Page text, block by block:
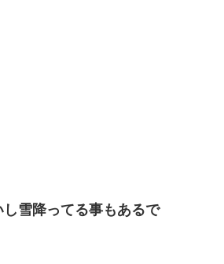
雪降ってる事もあるで